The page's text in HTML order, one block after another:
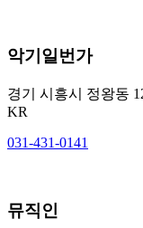
악기일번가
경기 시흥시 정왕동
KR
031-431-0141
뮤직인